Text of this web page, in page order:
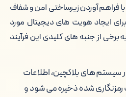
فراهم آوردن زیرساختی امن و شفاف
ایجاد هویت های دیجیتال مورد
برخی از جنبه های کلیدی این فرآیند
سیستم های بلاکچین، اطلاعات
رمزنگاری شده ذخیره می شود و